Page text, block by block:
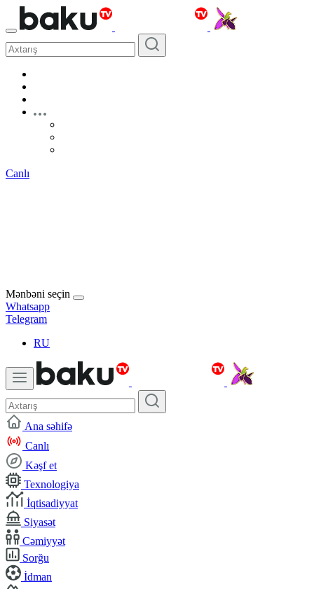
Canlı
Mənbəni seçin
Whatsapp
Telegram
RU
Ana səhifə
Canlı
Kəşf et
Texnologiya
İqtisadiyyat
Siyasət
Cəmiyyət
Sorğu
İdman